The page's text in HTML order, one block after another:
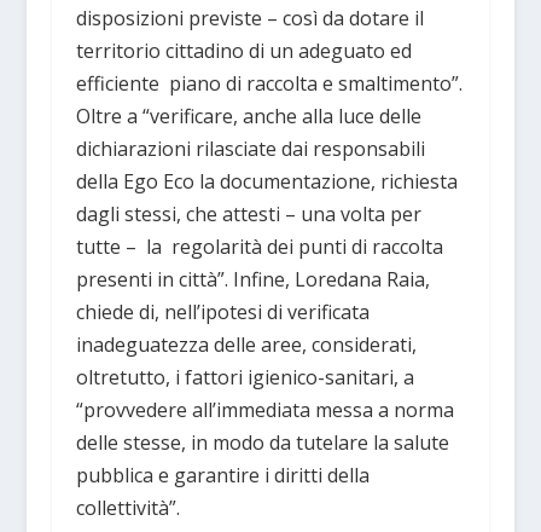
disposizioni previste – così da dotare il
territorio cittadino di un adeguato ed
efficiente piano di raccolta e smaltimento”.
Oltre a “verificare, anche alla luce delle
dichiarazioni rilasciate dai responsabili
della Ego Eco la documentazione, richiesta
dagli stessi, che attesti – una volta per
tutte – la regolarità dei punti di raccolta
presenti in città”. Infine, Loredana Raia,
chiede di, nell’ipotesi di verificata
inadeguatezza delle aree, considerati,
oltretutto, i fattori igienico-sanitari, a
“provvedere all’immediata messa a norma
delle stesse, in modo da tutelare la salute
pubblica e garantire i diritti della
collettività”.